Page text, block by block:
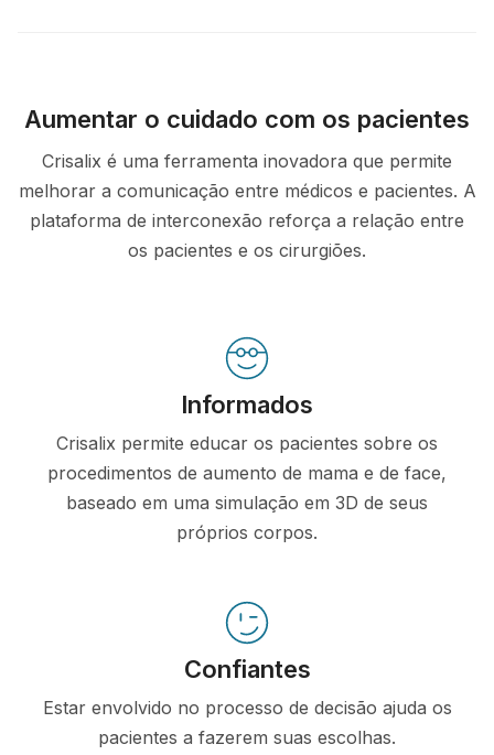
Aumentar o cuidado com os pacientes
Crisalix é uma ferramenta inovadora que permite
melhorar a comunicação entre médicos e pacientes. A
plataforma de interconexão reforça a relação entre
os pacientes e os cirurgiões.
Informados
Crisalix permite educar os pacientes sobre os
procedimentos de aumento de mama e de face,
baseado em uma simulação em 3D de seus
próprios corpos.
Confiantes
Estar envolvido no processo de decisão ajuda os
pacientes a fazerem suas escolhas.